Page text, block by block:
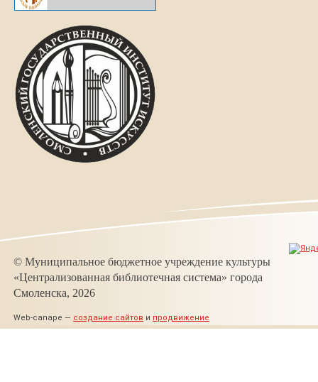
© Муниципальное бюджетное учреждение культуры
«Централизованная библиотечная система» города
Смоленска, 2026
Web-canape — создание сайтов и продвижение